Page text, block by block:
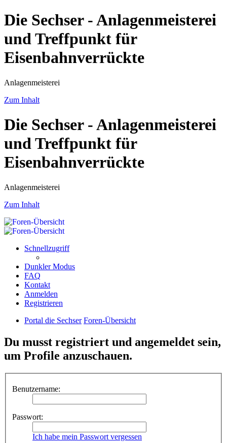
Die Sechser - Anlagenmeisterei
und Treffpunkt für
Eisenbahnverrückte
Anlagenmeisterei
Zum Inhalt
Die Sechser - Anlagenmeisterei
und Treffpunkt für
Eisenbahnverrückte
Anlagenmeisterei
Zum Inhalt
Schnellzugriff
Dunkler Modus
FAQ
Kontakt
Anmelden
Registrieren
Portal die Sechser Foren-Übersicht
Du musst registriert und angemeldet sein,
um Profile anzuschauen.
Benutzername:
Passwort:
Ich habe mein Passwort vergessen